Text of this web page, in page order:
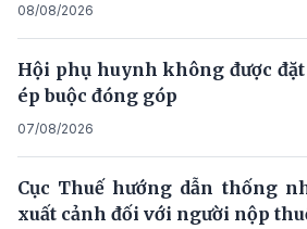
08/08/2026
Hội phụ huynh không được
ép buộc đóng góp
07/08/2026
Cục Thuế hướng dẫn thống
xuất cảnh đối với người nộp